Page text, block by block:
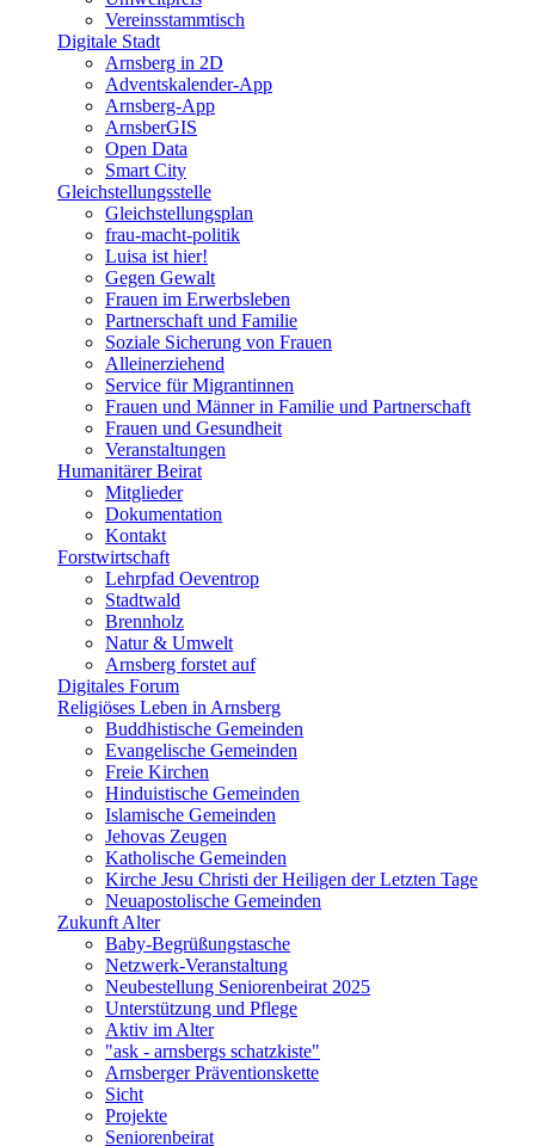
Vereinsstammtisch
Digitale Stadt
Arnsberg in 2D
Adventskalender-App
Arnsberg-App
ArnsberGIS
Open Data
Smart City
Gleichstellungsstelle
Gleichstellungsplan
frau-macht-politik
Luisa ist hier!
Gegen Gewalt
Frauen im Erwerbsleben
Partnerschaft und Familie
Soziale Sicherung von Frauen
Alleinerziehend
Service für Migrantinnen
Frauen und Männer in Familie und Partnerschaft
Frauen und Gesundheit
Veranstaltungen
Humanitärer Beirat
Mitglieder
Dokumentation
Kontakt
Forstwirtschaft
Lehrpfad Oeventrop
Stadtwald
Brennholz
Natur & Umwelt
Arnsberg forstet auf
Digitales Forum
Religiöses Leben in Arnsberg
Buddhistische Gemeinden
Evangelische Gemeinden
Freie Kirchen
Hinduistische Gemeinden
Islamische Gemeinden
Jehovas Zeugen
Katholische Gemeinden
Kirche Jesu Christi der Heiligen der Letzten Tage
Neuapostolische Gemeinden
Zukunft Alter
Baby-Begrüßungstasche
Netzwerk-Veranstaltung
Neubestellung Seniorenbeirat 2025
Unterstützung und Pflege
Aktiv im Alter
"ask - arnsbergs schatzkiste"
Arnsberger Präventionskette
Sicht
Projekte
Seniorenbeirat